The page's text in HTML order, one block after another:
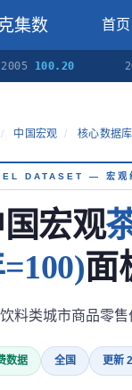
集数 首页
100.20 2006
/ 中国宏观 / 核心数据库
DATASET — 宏观
宏观
面
料类城市商品零售
数据 全国 更新